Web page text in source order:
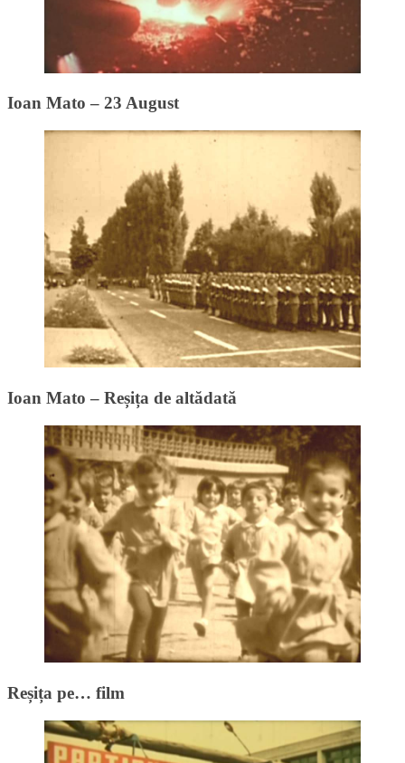
Ioan Mato – 23 August
Ioan Mato – Reșița de altădată
Reșița pe… film